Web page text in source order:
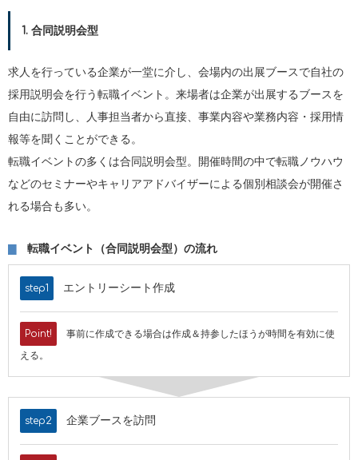
1. 合同説明会型
求人を行っている企業が一堂に介し、会場内の出展ブースで自社の
採用説明会を行う転職イベント。来場者は企業が出展するブースを
自由に訪問し、人事担当者から直接、事業内容や業務内容・採用情
報等を聞くことができる。
転職イベントの多くは合同説明会型。開催時間の中で転職ノウハウ
などのセミナーやキャリアアドバイザーによる個別相談会が開催さ
れる場合も多い。
転職イベント（合同説明会型）の流れ
step1 エントリーシート作成
Point!
事前に作成できる場合は作成＆持参したほうが時間を有効に使
える。
step2 企業ブースを訪問